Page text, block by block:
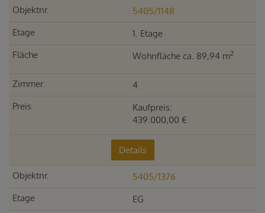
5405/1148
1. Etage
Wohnfläche ca. 89,94 m2
4
Kaufpreis:
439.000,00 €
Details
5405/1376
EG